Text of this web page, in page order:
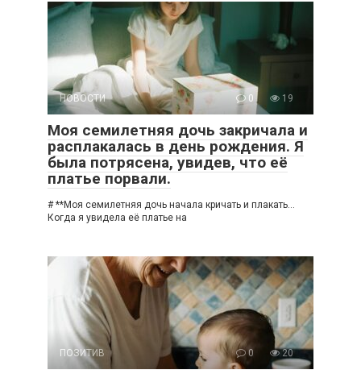
НОВОСТИ 0 19
Моя семилетняя дочь закричала и
расплакалась в день рождения. Я
была потрясена, увидев, что её
платье порвали.
# **Моя семилетняя дочь начала кричать и плакать…
Когда я увидела её платье на
ПОЗИТИВ 0 20